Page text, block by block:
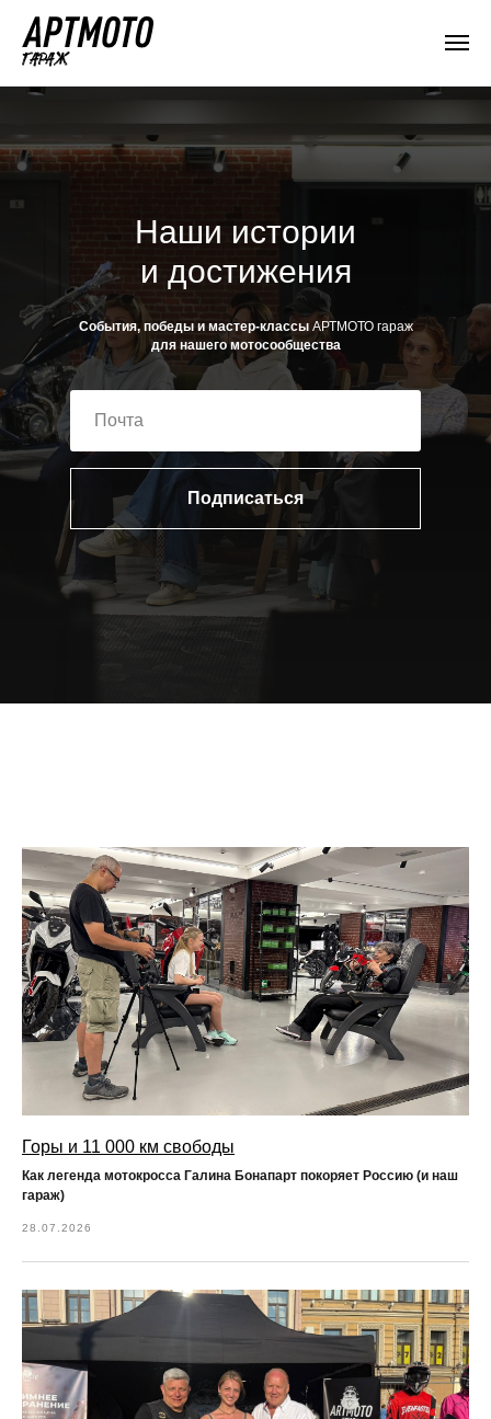
Наши истории
и достижения
События, победы и мастер-классы АРТМОТО гараж
для нашего мотосообщества
Подписаться
Горы и 11 000 км свободы
Как легенда мотокросса Галина Бонапарт покоряет Россию (и наш
гараж)
28.07.2026